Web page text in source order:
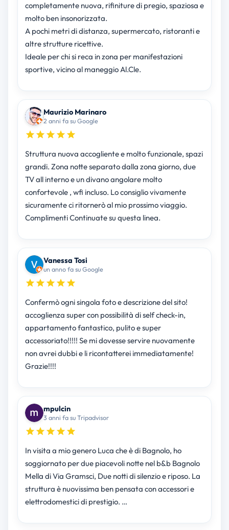
completamente nuova, rifiniture di pregio, spaziosa e
molto ben insonorizzata.
A pochi metri di distanza, supermercato, ristoranti e
altre strutture ricettive.
Ideale per chi si reca in zona per manifestazioni
sportive, vicino al maneggio Al.Cle.
Maurizio Marinaro
2 anni fa su Google
Struttura nuova accogliente e molto funzionale, spazi
grandi. Zona notte separato dalla zona giorno, due
TV all interno e un divano angolare molto
confortevole , wfi incluso. Lo consiglio vivamente
sicuramente ci ritornerò al mio prossimo viaggio.
Complimenti Continuate su questa linea.
Vanessa Tosi
un anno fa su Google
Confermò ogni singola foto e descrizione del sito!
accoglienza super con possibilità di self check-in,
appartamento fantastico, pulito e super
accessoriato!!!!! Se mi dovesse servire nuovamente
non avrei dubbi e li ricontatterei immediatamente!
Grazie!!!!
mpulcin
3 anni fa su Tripadvisor
In visita a mio genero Luca che è di Bagnolo, ho
soggiornato per due piacevoli notte nel b&b Bagnolo
Mella di Via Gramsci, Due notti di silenzio e riposo. La
struttura è nuovissima ben pensata con accessori e
elettrodomestici di prestigio. …